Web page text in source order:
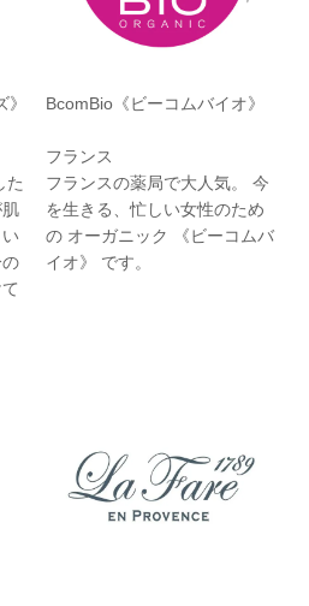
た
BcomBio《ビーコムバイオ》
フランス
フランスの薬局で大人気。 今
を生きる、忙しい女性のため
の オーガニック 《ビーコムバ
イオ》 です。